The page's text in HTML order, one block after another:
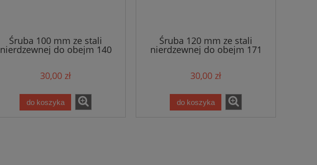
Śruba 100 mm ze stali
nierdzewnej do obejm 140
mm
30,00 zł
do koszyka
Śruba 120 mm ze stali
nierdzewnej do obejm 171
mm
30,00 zł
do koszyka